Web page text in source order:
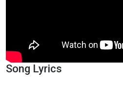
Song Lyrics